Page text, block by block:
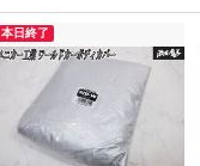
本日終了